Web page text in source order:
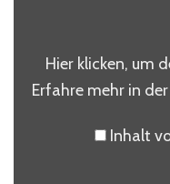
Hier klicken, um
Erfahre mehr in der
Inhalt